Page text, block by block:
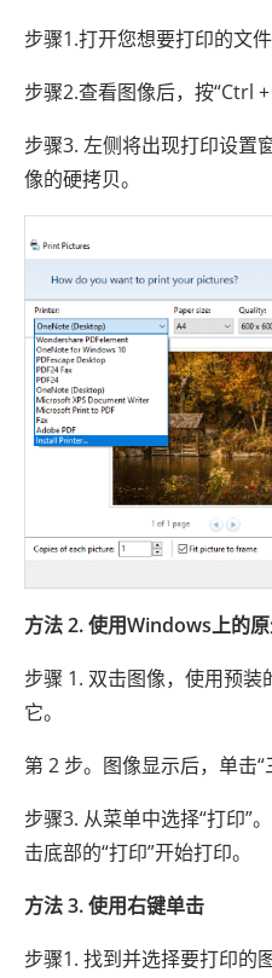
步骤1.打开您想要打印的文件
步骤2.查看图像后，按“Ctrl +
步骤3. 左侧将出现打印设置
像的硬拷贝。
方法 2. 使用Windows上的
步骤 1. 双击图像，使用预
它。
第 2 步。图像显示后，单击“
步骤3. 从菜单中选择“打印”
击底部的“打印”开始打印。
方法 3. 使用右键单击
步骤1. 找到并选择要打印的